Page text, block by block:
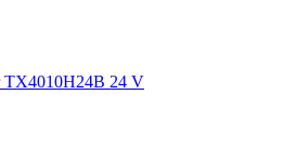
TX4010H24B 24 V